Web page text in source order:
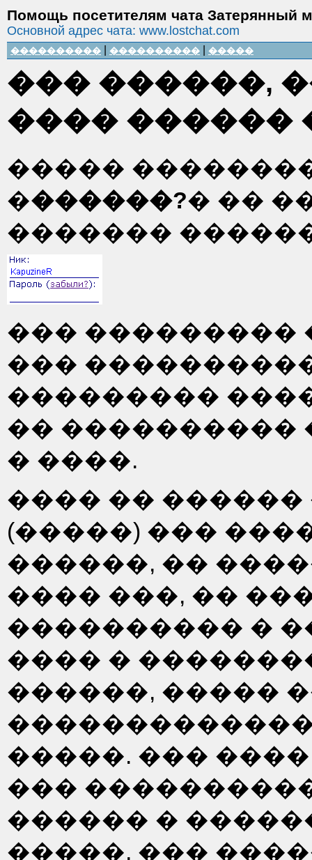
Помощь посетителям чата Затерянный
Основной адрес чата: www.lostchat.com
���������� ���������� �����
��� ������,
���� ������
�����
�������?� ��
�������
��� ���������
���
���������
�� ����������
� ����.
���� ��
(�����) ���
������, ��
���� ���, ��
���������� �
���� �
������, �����
�����. ���
���
������ �
�����, ���